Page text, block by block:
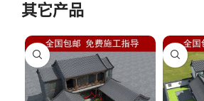
其它产品